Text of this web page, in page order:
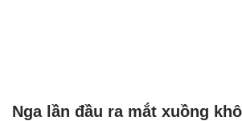
Nga lần đầu ra mắt xuồng